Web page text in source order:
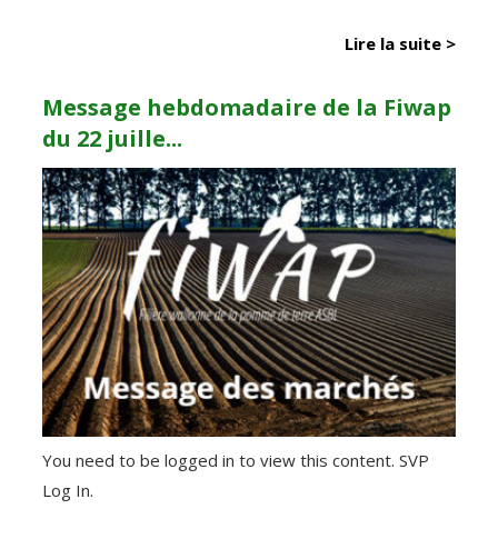
Lire la suite >
Message hebdomadaire de la Fiwap
du 22 juille...
You need to be logged in to view this content. SVP
Log In.